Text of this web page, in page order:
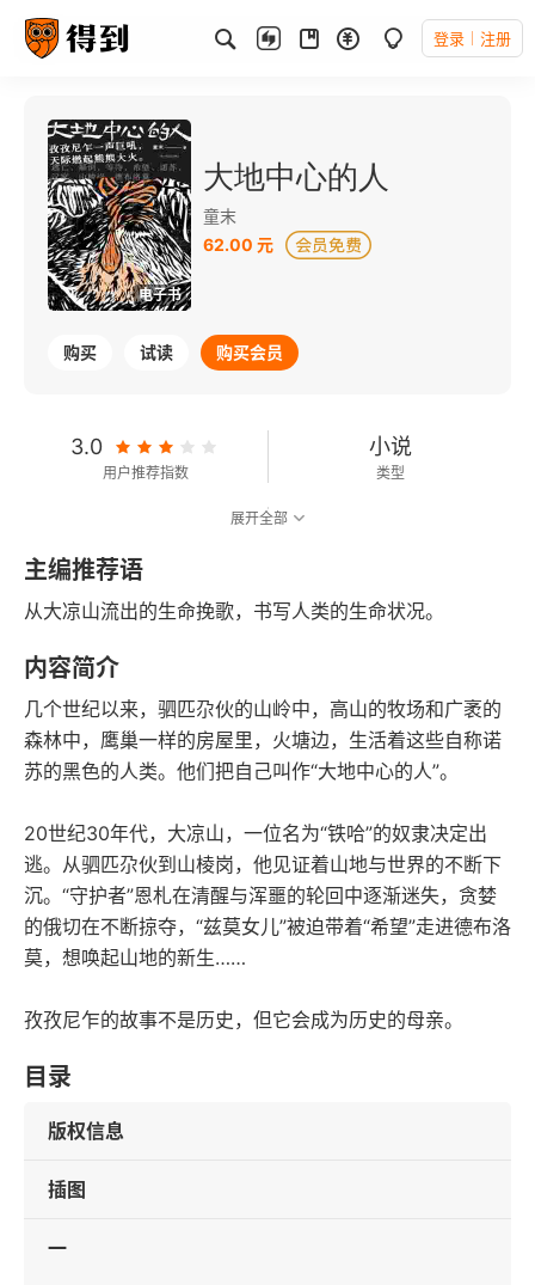
登录 注册
电子书
大地中心的人
童末
62.00 元
购买 试读 购买会员
3.0
用户推荐指数
小说
类型
204千字
字数
2024-03-01
发行日期
展开全部
主编推荐语
从大凉山流出的生命挽歌，书写人类的生命状况。
内容简介
几个世纪以来，驷匹尕伙的山岭中，高山的牧场和广袤的
森林中，鹰巢一样的房屋里，火塘边，生活着这些自称诺
苏的黑色的人类。他们把自己叫作“大地中心的人”。
20世纪30年代，大凉山，一位名为“铁哈”的奴隶决定出
逃。从驷匹尕伙到山棱岗，他见证着山地与世界的不断下
沉。“守护者”恩札在清醒与浑噩的轮回中逐渐迷失，贪婪
的俄切在不断掠夺，“兹莫女儿”被迫带着“希望”走进德布洛
莫，想唤起山地的新生……
孜孜尼乍的故事不是历史，但它会成为历史的母亲。
目录
版权信息
插图
一